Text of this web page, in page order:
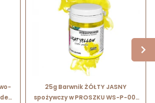
25g Barwnik ŻÓŁTY JASNY
spożywczy w PROSZKU WS-P-001